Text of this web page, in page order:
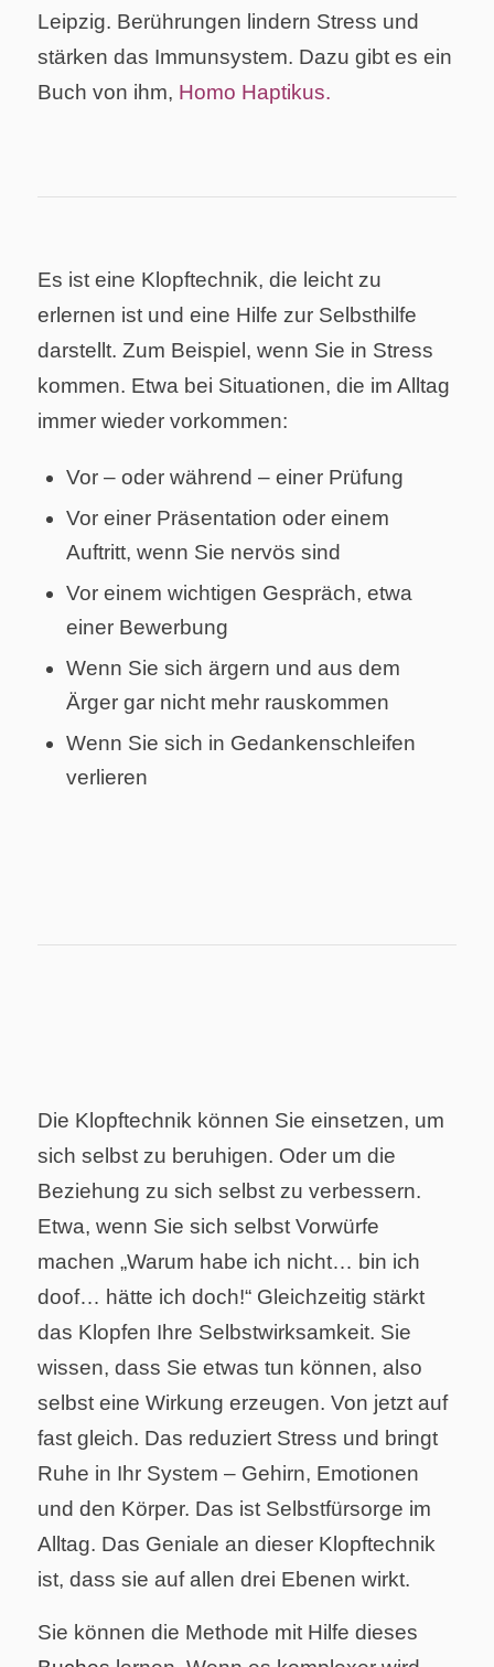
Leipzig. Berührungen lindern Stress und
stärken das Immunsystem. Dazu gibt es ein
Buch von ihm, Homo Haptikus.
Es ist eine Klopftechnik, die leicht zu
erlernen ist und eine Hilfe zur Selbsthilfe
darstellt. Zum Beispiel, wenn Sie in Stress
kommen. Etwa bei Situationen, die im Alltag
immer wieder vorkommen:
Vor – oder während – einer Prüfung
Vor einer Präsentation oder einem
Auftritt, wenn Sie nervös sind
Vor einem wichtigen Gespräch, etwa
einer Bewerbung
Wenn Sie sich ärgern und aus dem
Ärger gar nicht mehr rauskommen
Wenn Sie sich in Gedankenschleifen
verlieren
Die Klopftechnik können Sie einsetzen, um
sich selbst zu beruhigen. Oder um die
Beziehung zu sich selbst zu verbessern.
Etwa, wenn Sie sich selbst Vorwürfe
machen „Warum habe ich nicht… bin ich
doof… hätte ich doch!“ Gleichzeitig stärkt
das Klopfen Ihre Selbstwirksamkeit. Sie
wissen, dass Sie etwas tun können, also
selbst eine Wirkung erzeugen. Von jetzt auf
fast gleich. Das reduziert Stress und bringt
Ruhe in Ihr System – Gehirn, Emotionen
und den Körper. Das ist Selbstfürsorge im
Alltag. Das Geniale an dieser Klopftechnik
ist, dass sie auf allen drei Ebenen wirkt.
Sie können die Methode mit Hilfe dieses